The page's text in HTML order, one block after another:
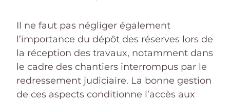
Il ne faut pas négliger également
l’importance du dépôt des réserves lors de
la réception des travaux, notamment dans
le cadre des chantiers interrompus par le
redressement judiciaire. La bonne gestion
de ces aspects conditionne l’accès aux